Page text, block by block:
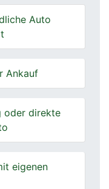
Auto
Ankauf
oder direkte
eigenen